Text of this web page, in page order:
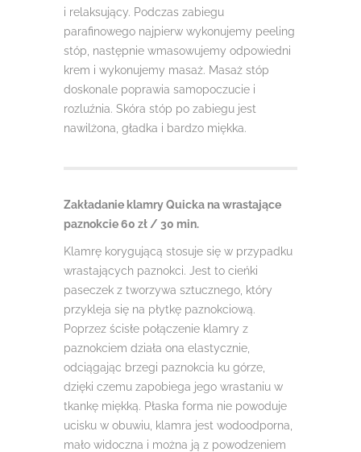
i relaksujący. Podczas zabiegu
parafinowego najpierw wykonujemy peeling
stóp, następnie wmasowujemy odpowiedni
krem i wykonujemy masaż. Masaż stóp
doskonale poprawia samopoczucie i
rozluźnia. Skóra stóp po zabiegu jest
nawilżona, gładka i bardzo miękka.
Zakładanie klamry Quicka na wrastające
paznokcie 60 zł / 30 min.
Klamrę korygującą stosuje się w przypadku
wrastających paznokci. Jest to cieńki
paseczek z tworzywa sztucznego, który
przykleja się na płytkę paznokciową.
Poprzez ścisłe połączenie klamry z
paznokciem działa ona elastycznie,
odciągając brzegi paznokcia ku górze,
dzięki czemu zapobiega jego wrastaniu w
tkankę miękką. Płaska forma nie powoduje
ucisku w obuwiu, klamra jest wodoodporna,
mało widoczna i można ją z powodzeniem